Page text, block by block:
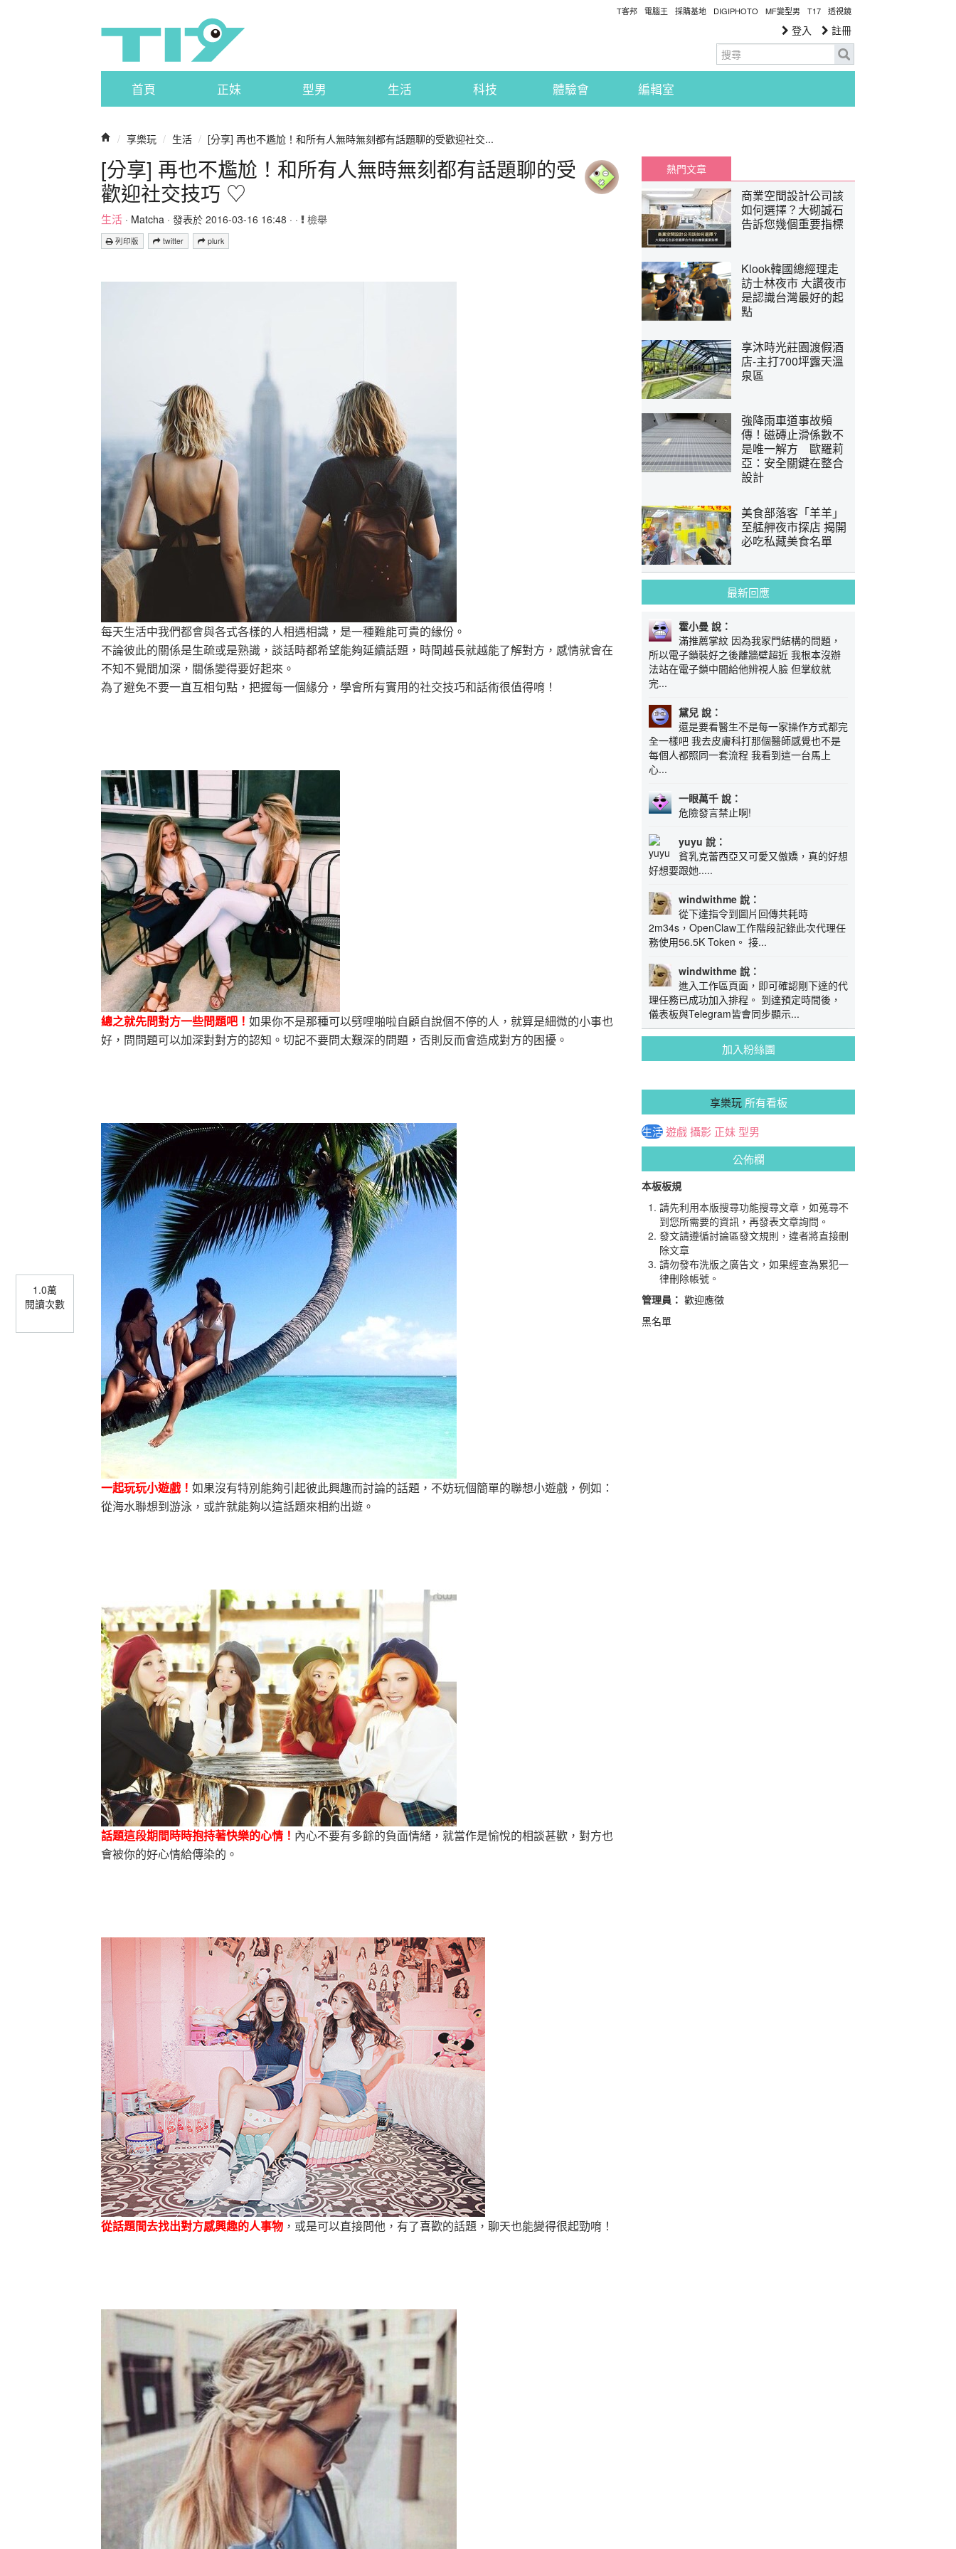
T客邦 電腦王 採購基地 DIGIPHOTO MF變型男 T17 透視鏡
登入 註冊
首頁 正妹 型男 生活 科技 體驗會 編輯室
/ 享樂玩 / 生活 / [分享] 再也不尷尬！和所有人無時無刻都有話題聊的受歡迎社交...
[分享] 再也不尷尬！和所有人無時無刻都有話題聊的受
歡迎社交技巧 ♡
生活 · Matcha · 發表於 2016-03-16 16:48 · · 檢舉
列印版 twitter plurk
1.0萬
閱讀次數
每天生活中我們都會與各式各樣的人相遇相識，是一種難能可貴的緣份。
不論彼此的關係是生疏或是熟識，談話時都希望能夠延續話題，時間越長就越能了解對方，感情就會在
不知不覺間加深，關係變得要好起來。
為了避免不要一直互相句點，把握每一個緣分，學會所有實用的社交技巧和話術很值得唷！
總之就先問對方一些問題吧！ 如果你不是那種可以劈哩啪啦自顧自說個不停的人，就算是細微的小事也
好，問問題可以加深對對方的認知。切記不要問太艱深的問題，否則反而會造成對方的困擾。
一起玩玩小遊戲！ 如果沒有特別能夠引起彼此興趣而討論的話題，不妨玩個簡單的聯想小遊戲，例如：
從海水聯想到游泳，或許就能夠以這話題來相約出遊。
話題這段期間時時抱持著快樂的心情！ 內心不要有多餘的負面情緒，就當作是愉悅的相談甚歡，對方也
會被你的好心情給傳染的。
從話題間去找出對方感興趣的人事物 ，或是可以直接問他，有了喜歡的話題，聊天也能變得很起勁唷！
熱門文章
商業空間設計公司該
如何選擇？大砌誠石
告訴您幾個重要指標
Klook韓國總經理走
訪士林夜市 大讚夜市
是認識台灣最好的起
點
享沐時光莊園渡假酒
店-主打700坪露天溫
泉區
強降雨車道事故頻
傳！磁磚止滑係數不
是唯一解方 歐羅莉
亞：安全關鍵在整合
設計
美食部落客「羊羊」
至艋舺夜市探店 揭開
必吃私藏美食名單
最新回應
霍小曼 說：
滿推薦掌紋 因為我家門結構的問題，
所以電子鎖裝好之後離牆壁超近 我根本沒辦
法站在電子鎖中間給他辨視人臉 但掌紋就
完...
黛兒 說：
還是要看醫生不是每一家操作方式都完
全一樣吧 我去皮膚科打那個醫師感覺也不是
每個人都照同一套流程 我看到這一台馬上
心...
一眼萬千 說：
危險發言禁止啊!
yuyu 說：
貧乳克蕾西亞又可愛又傲嬌，真的好想
好想要跟她.....
windwithme 說：
從下達指令到圖片回傳共耗時
2m34s，OpenClaw工作階段記錄此次代理任
務使用56.5K Token。 接...
windwithme 說：
進入工作區頁面，即可確認剛下達的代
理任務已成功加入排程。 到達預定時間後，
儀表板與Telegram皆會同步顯示...
加入粉絲團
享樂玩所有看板
生活遊戲攝影 正妹 型男
公佈欄
本板板規
請先利用本版搜尋功能搜尋文章，如蒐尋不
到您所需要的資訊，再發表文章詢問。
發文請遵循討論區發文規則，違者將直接刪
除文章
請勿發布洗版之廣告文，如果經查為累犯一
律刪除帳號。
管理員： 歡迎應徵
黑名單